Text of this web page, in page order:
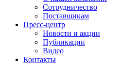
Сотрудничество
Поставщикам
Пресс-центр
Новости и акции
Публикации
Видео
Контакты